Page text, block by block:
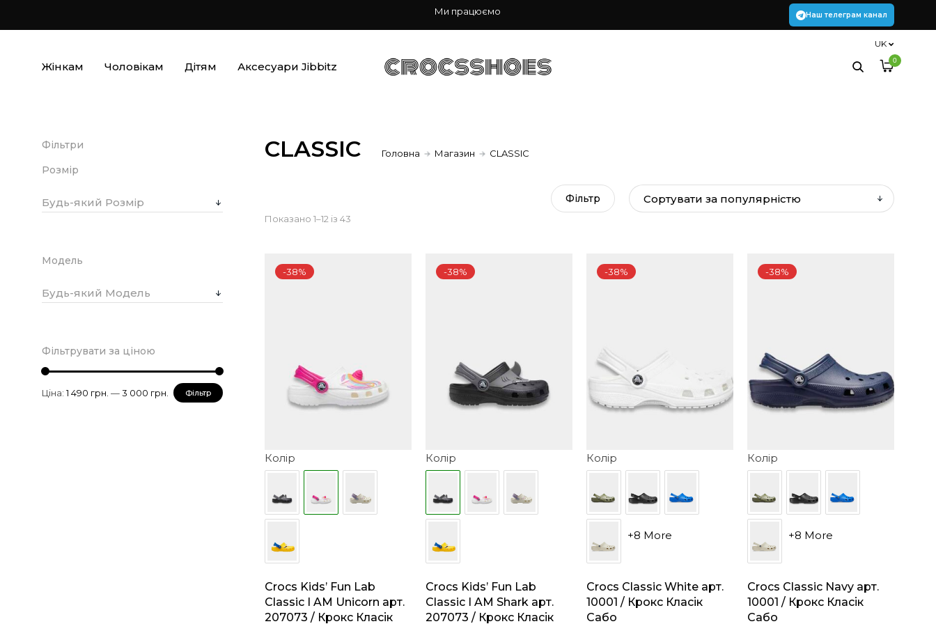
Ми працюємо Наш телеграм канал
0
Жінкам Чоловікам Дітям Аксесуари Jibbitz
UK
CLASSIC Головна Магазин CLASSIC
Фiльтр
Показано 1–12 із 43
Колір
-38%
Crocs Kids’ Fun Lab
Classic I AM Unicorn арт.
207073 / Крокс Класік
Колір
-38%
Crocs Kids’ Fun Lab
Classic I AM Shark арт.
207073 / Крокс Класік
Колір
+8 More
-38%
Crocs Classic White арт.
10001 / Крокс Класік
Сабо
Колір
+8 More
-38%
Crocs Classic Navy арт.
10001 / Крокс Класік
Сабо
Фільтри
Розмір
Будь-який Розмір
Модель
Будь-який Модель
Фільтрувати за ціною
Мінімальна
Найбільша
Фільтр
Ціна: 1 490 грн. — 3 000 грн.